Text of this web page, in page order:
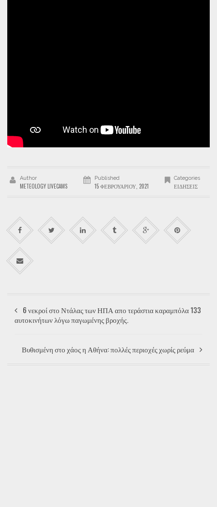
Author
METEOLOGY LIVECAMS
Published
15 ΦΕΒΡΟΥΑΡΊΟΥ, 2021
Categories
ΕΙΔΉΣΕΙΣ
6 νεκροί στο Ντάλας των ΗΠΑ απο τεράστια καραμπόλα 133
αυτοκινήτων λόγω παγωμένης βροχής.
Βυθισμένη στο χάος η Αθήνα: πολλές περιοχές χωρίς ρεύμα